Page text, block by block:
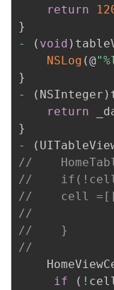
return
}
-
( void )
NSLog (@
}
-
( NSInteger )
return
}
-
(
//
//
//    cell
//
//    }
//
if
( ! cell